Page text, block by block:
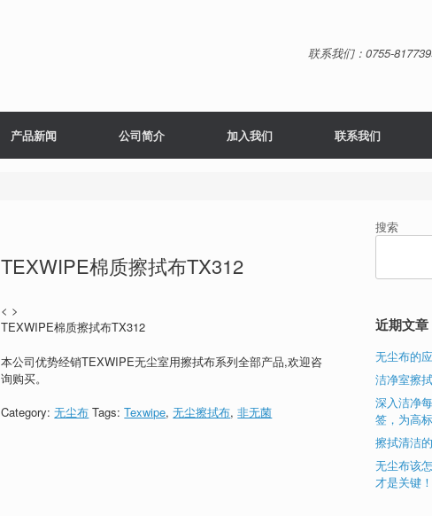
联系我们：0755-
产品新闻 公司简介 加入我们 联系我们
TEXWIPE棉质擦拭布TX312
< >
TEXWIPE棉质擦拭布TX312
本公司优势经销TEXWIPE无尘室用擦拭布系列全部产品,欢迎咨
询购买。
Category:无尘布 Tags:Texwipe,无尘擦拭布,非无菌
搜索
近期文章
无尘布的
洁净室擦
深入洁净
签，为高
擦拭清洁
无尘布该
才是关键！